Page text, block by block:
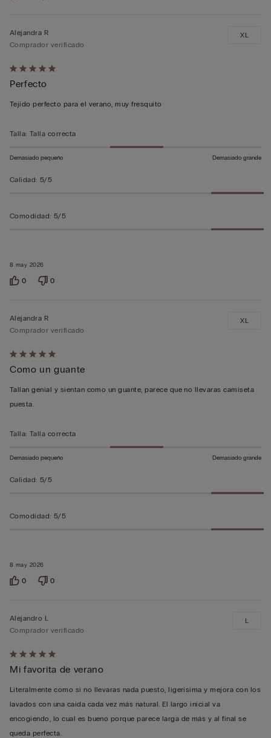
Calificación
de
5
5
8 may 2026
Alejandra R
Comprador verificado
Perfecto
Tejido perfecto para el verano, muy fresquito
XL
Talla: Talla correcta
Demasiado pequeño Demasiado grande
Calidad: 5/5
Comodidad: 5/5
0 0
Calificación
de
5
sobre
8 may 2026
Alejandra R
Comprador verificado
Como un guante
Tallan genial y sientan como un guante, parece que no llevaras camiseta
puesta.
XL
Talla: Talla correcta
Demasiado pequeño Demasiado grande
Calidad: 5/5
Comodidad: 5/5
0 0
Calificación
de
5
sobre
5
Alejandro L
Comprador verificado
Mi favorita de verano
Literalmente como si no llevaras nada puesto, ligerísima y mejora con los
lavados con una caída cada vez más natural. El largo inicial va
encogiendo, lo cual es bueno porque parece larga de más y al final se
queda perfecta.
L